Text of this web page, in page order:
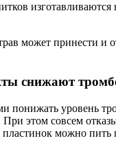
может принести и
снижают
понижать уровень
При этом совсем
можно пить